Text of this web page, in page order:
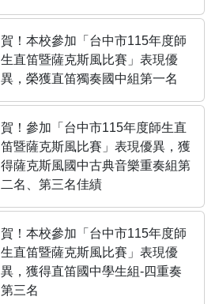
賀！本校參加「台中市115年度師
生直笛暨薩克斯風比賽」表現優
異，榮獲直笛獨奏國中組第一名
賀！參加「台中市115年度師生直
笛暨薩克斯風比賽」表現優異，獲
得薩克斯風國中古典音樂重奏組第
二名、第三名佳績
賀！本校參加「台中市115年度師
生直笛暨薩克斯風比賽」表現優
異，獲得直笛國中學生組-四重奏
第三名